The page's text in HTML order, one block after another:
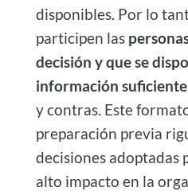
disponibles. Por lo
participen las
decisión y que se
información suficiente
y contras. Este
preparación previa
decisiones adoptadas
alto impacto en la